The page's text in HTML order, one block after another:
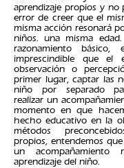
aprendizaje propios y no
error de creer que el
misma acción resonará
niños. una misma
razonamiento básico,
imprescindible que el
observación o
primer lugar, captar las
niño por separado
realizar un
momento en que
hecho educativo en la
métodos
propios, entendemos
un acompañamiento
aprendizaje del niño.